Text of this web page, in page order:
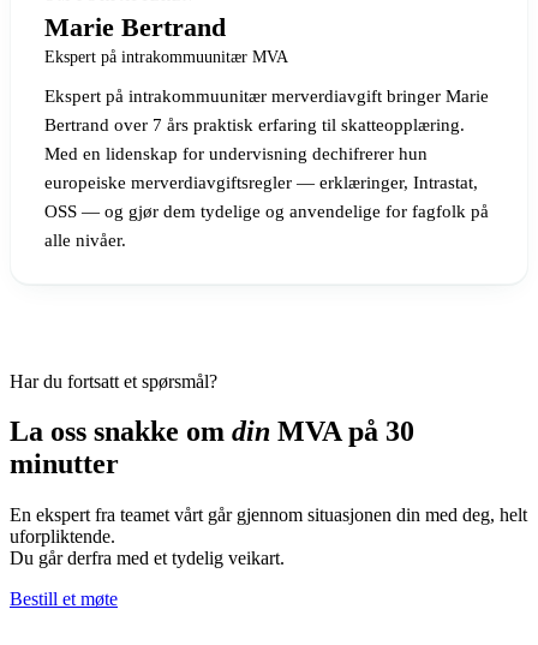
Marie Bertrand
Ekspert på intrakommuunitær MVA
Ekspert på intrakommuunitær merverdiavgift bringer Marie
Bertrand over 7 års praktisk erfaring til skatteopplæring.
Med en lidenskap for undervisning dechifrerer hun
europeiske merverdiavgiftsregler — erklæringer, Intrastat,
OSS — og gjør dem tydelige og anvendelige for fagfolk på
alle nivåer.
Har du fortsatt et spørsmål?
La oss snakke om din MVA på 30
minutter
En ekspert fra teamet vårt går gjennom situasjonen din med deg, helt
uforpliktende.
Du går derfra med et tydelig veikart.
Bestill et møte